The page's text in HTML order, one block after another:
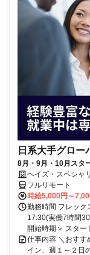
日系大手グロー
8月・9月・10月スタ
イン／週1～2日勤務
ヘイズ・スペシャ
フルリモート
時給5,000円～
勤務時間 フレック
17:30(実働7時間
開始時期＞ スター
仕事内容 ＼おすす
イン、週１～２日